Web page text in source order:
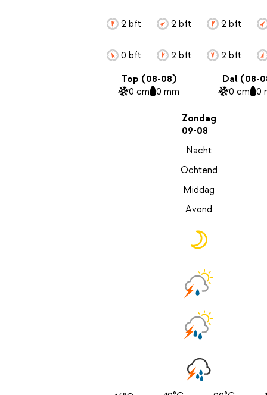
2 bft
0 bft
2 bft
2 bft
2 bft
2 bft
Top (08-08)
0 cm 0 mm
Dal (08-
0 cm 0
Zondag
09-08
Nacht
Ochtend
Middag
Avond